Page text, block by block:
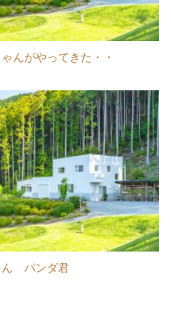
んがやってきた・・
ん パンダ君